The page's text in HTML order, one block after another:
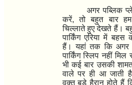
अगर पब्लिक
करें,तो बहुत बार
चिल्लाते हुए देखते हैं।
पार्किंग एरिया में बहस
हैं। यहां तक कि अगर
पार्किंग स्लिप नहीं मिल
भी कई बार उसकी शामत
वाले पर ही आ जाती
वक्त बड़े हैरान होते हैं